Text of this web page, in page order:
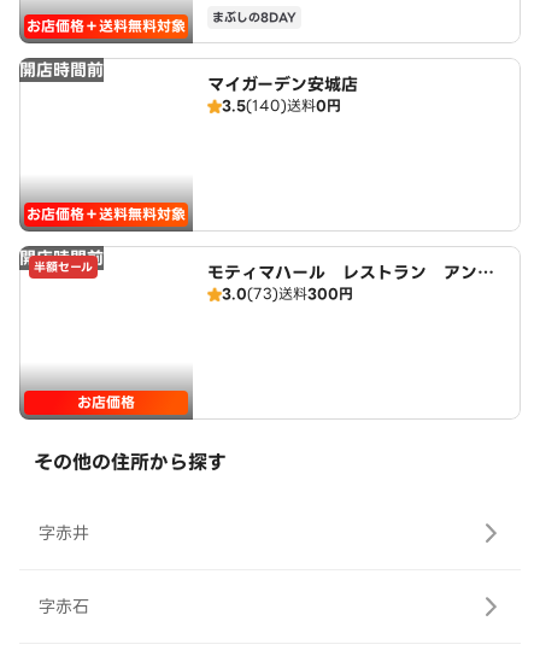
お店価格＋送料無料対象 まぶしの8DAY
開店時間前
お店価格＋送料無料対象
マイガーデン安城店
3.5(140)送料0円
開店時間前
半額セール
お店価格
モティマハール レストラン アンド
バー
3.0(73)送料300円
その他の住所から探す
字赤井
字赤石